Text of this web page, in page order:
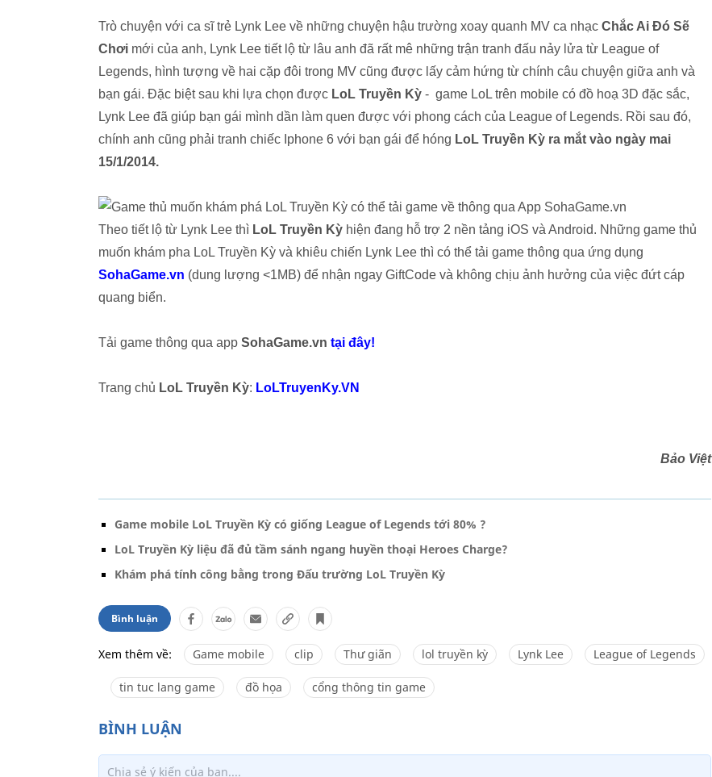
Trò chuyện với ca sĩ trẻ Lynk Lee về những chuyện hậu trường xoay quanh MV ca nhạc Chắc Ai Đó Sẽ
Chơi mới của anh, Lynk Lee tiết lộ từ lâu anh đã rất mê những trận tranh đấu nảy lửa từ League of
Legends, hình tượng về hai cặp đôi trong MV cũng được lấy cảm hứng từ chính câu chuyện giữa anh và
bạn gái. Đặc biệt sau khi lựa chọn được LoL Truyền Kỳ - game LoL trên mobile có đồ hoạ 3D đặc sắc,
Lynk Lee đã giúp bạn gái mình dần làm quen được với phong cách của League of Legends. Rồi sau đó,
chính anh cũng phải tranh chiếc Iphone 6 với bạn gái để hóng LoL Truyền Kỳ ra mắt vào ngày mai
15/1/2014.
Theo tiết lộ từ Lynk Lee thì LoL Truyền Kỳ hiện đang hỗ trợ 2 nền tảng iOS và Android. Những game thủ
muốn khám pha LoL Truyền Kỳ và khiêu chiến Lynk Lee thì có thể tải game thông qua ứng dụng
SohaGame.vn (dung lượng <1MB) để nhận ngay GiftCode và không chịu ảnh hưởng của việc đứt cáp
quang biển.
Tải game thông qua app SohaGame.vn tại đây!
Trang chủ LoL Truyền Kỳ: LoLTruyenKy.VN
Bảo Việt
Game mobile LoL Truyền Kỳ có giống League of Legends tới 80% ?
LoL Truyền Kỳ liệu đã đủ tầm sánh ngang huyền thoại Heroes Charge?
Khám phá tính công bằng trong Đấu trường LoL Truyền Kỳ
Bình luận
Xem thêm về: Game mobile clip Thư giãn lol truyền kỳ Lynk Lee League of Legends
tin tuc lang game đồ họa cổng thông tin game